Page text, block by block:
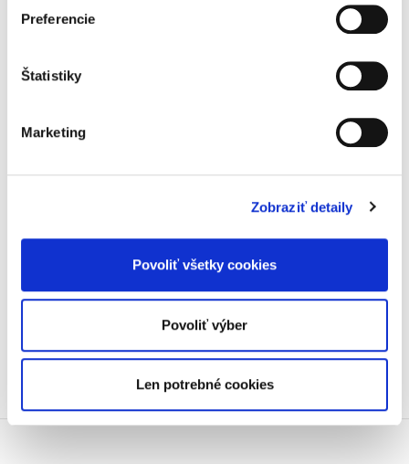
Preferencie
Štatistiky
Marketing
Zobraziť detaily
Povoliť všetky cookies
Povoliť výber
Len potrebné cookies
Martin Maxa
problémov spojených so vstupovaním
transakcií so zahraničím. Prístupnou formou
upozorňuje na všetky riziká...